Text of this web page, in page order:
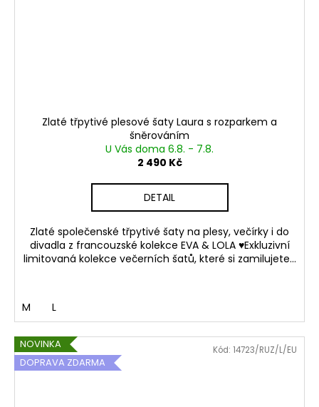
Zlaté třpytivé plesové šaty Laura s rozparkem a
šněrováním
U Vás doma 6.8. - 7.8.
2 490 Kč
DETAIL
Zlaté společenské třpytivé šaty na plesy, večírky i do
divadla z francouzské kolekce EVA & LOLA ♥Exkluzivní
limitovaná kolekce večerních šatů, které si zamilujete...
M L
NOVINKA
DOPRAVA ZDARMA
Kód: 14723/RUZ/L/EU